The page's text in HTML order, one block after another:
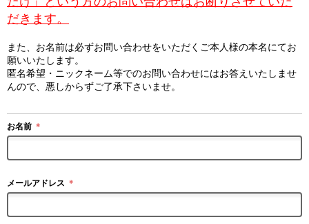
だきます。
また、お名前は必ずお問い合わせをいただくご本人様の本名にてお
願いいたします。
匿名希望・ニックネーム等でのお問い合わせにはお答えいたしませ
んので、悪しからずご了承下さいませ。
お名前 ＊
メールアドレス ＊